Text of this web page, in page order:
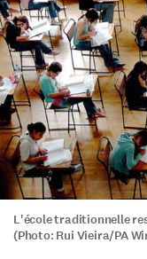
L'école traditionnelle
(Photo: Rui Vieira/PA